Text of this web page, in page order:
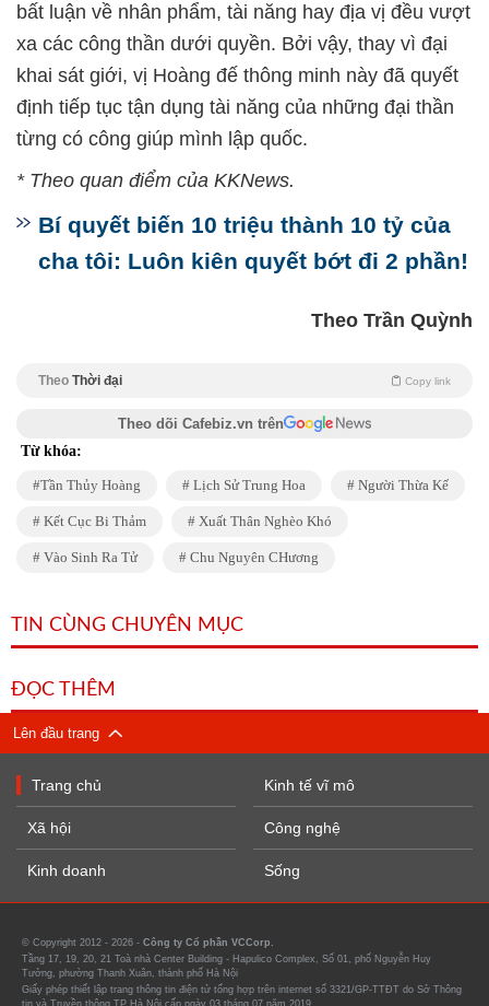
bất luận về nhân phẩm, tài năng hay địa vị đều vượt
xa các công thần dưới quyền. Bởi vậy, thay vì đại
khai sát giới, vị Hoàng đế thông minh này đã quyết
định tiếp tục tận dụng tài năng của những đại thần
từng có công giúp mình lập quốc.
* Theo quan điểm của KKNews.
Bí quyết biến 10 triệu thành 10 tỷ của
cha tôi: Luôn kiên quyết bớt đi 2 phần!
Theo Trần Quỳnh
Theo Thời đại Copy link
Theo dõi Cafebiz.vn trên
Từ khóa:
Tần Thủy Hoàng Lịch Sử Trung Hoa Người Thừa Kế
Kết Cục Bi Thảm Xuất Thân Nghèo Khó
Vào Sinh Ra Tử Chu Nguyên CHương
TIN CÙNG CHUYÊN MỤC
ĐỌC THÊM
Lên đầu trang
Trang chủ
Xã hội
Kinh doanh
Kinh tế vĩ mô
Công nghệ
Sống
© Copyright 2012 - 2026 - Công ty Cổ phần VCCorp.
Tầng 17, 19, 20, 21 Toà nhà Center Building - Hapulico Complex, Số 01, phố Nguyễn Huy
Tưởng, phường Thanh Xuân, thành phố Hà Nội
Giấy phép thiết lập trang thông tin điện tử tổng hợp trên internet số 3321/GP-TTĐT do Sở Thông